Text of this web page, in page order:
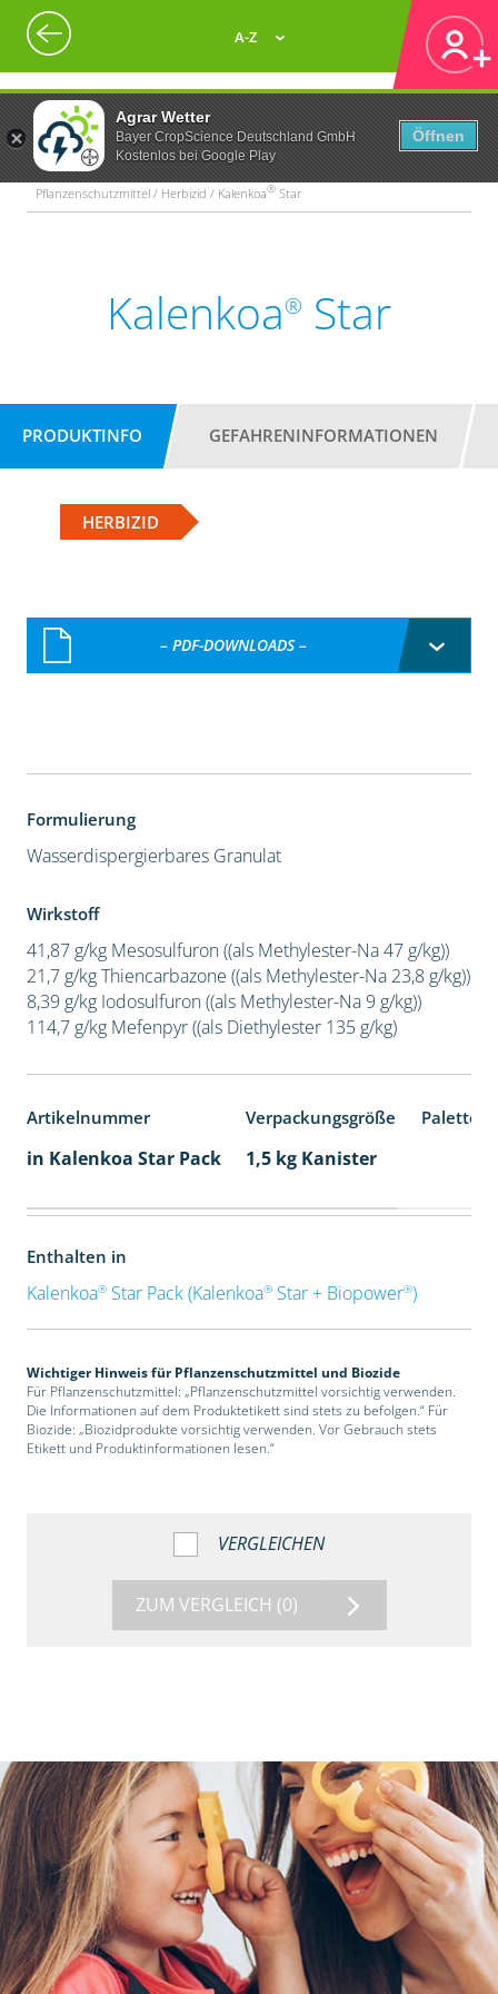
Agrar Wetter
Bayer CropScience Deutschland GmbH
Kostenlos bei Google Play
Öffnen
A-Z
Pflanzenschutzmittel / Herbizid / Kalenkoa® Star
Kalenkoa® Star
PRODUKTINFO GEFAHRENINFORMATIONEN
HERBIZID
– PDF-DOWNLOADS –
Formulierung
Wasserdispergierbares Granulat
Wirkstoff
41,87 g/kg Mesosulfuron ((als Methylester-Na 47 g/kg))
21,7 g/kg Thiencarbazone ((als Methylester-Na 23,8 g/kg))
8,39 g/kg Iodosulfuron ((als Methylester-Na 9 g/kg))
114,7 g/kg Mefenpyr ((als Diethylester 135 g/kg)
Artikelnummer Verpackungsgröße
in Kalenkoa Star Pack 1,5 kg Kanister
Enthalten in
Kalenkoa®Star Pack (Kalenkoa®Star + Biopower®)
Wichtiger Hinweis für Pflanzenschutzmittel und Biozide
Für Pflanzenschutzmittel: „Pflanzenschutzmittel vorsichtig verwenden.
Die Informationen auf dem Produktetikett sind stets zu befolgen.“ Für
Biozide: „Biozidprodukte vorsichtig verwenden. Vor Gebrauch stets
Etikett und Produktinformationen lesen.“
VERGLEICHEN
ZUM VERGLEICH (0)